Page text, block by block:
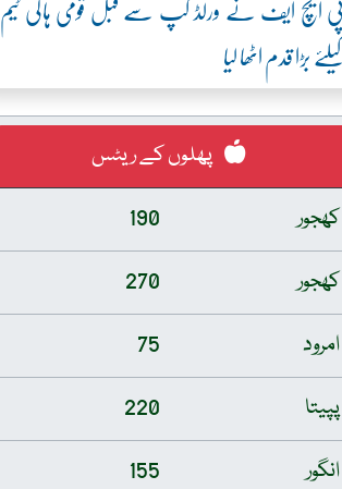
بڑا قدم اٹھا لیا
پھلوں کے ریٹس
کھجور
190
کھجور
270
امرود
75
پپیتا
220
انگور
155